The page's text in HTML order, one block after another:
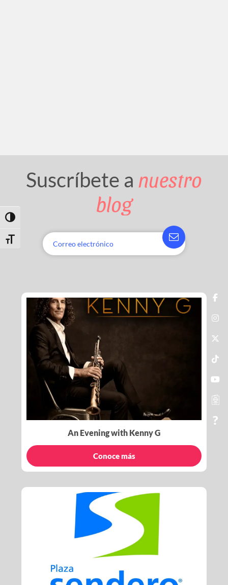
Toggle High Contrast
Toggle Font size
Suscríbete a nuestro
blog
An Evening with Kenny G
Conoce más